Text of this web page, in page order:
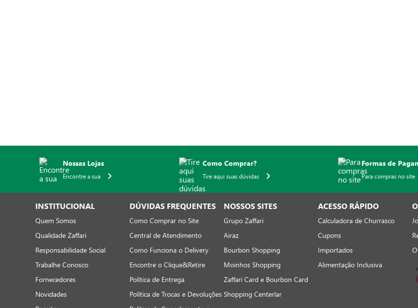
Nossas Lojas
Encontre a sua
Como Comprar?
Tire aqui suas dúvidas
Formas de
Para compras no site
INSTITUCIONAL
Quem Somos
Qualidade Zaffari
Responsabilidade Social
Trabalhe Conosco
Fornecedores
Novidades
DÚVIDAS FREQUENTES
Como Comprar no Site
Central de Atendimento
Como Funciona o Delivery
Encontre o Clique&Retire
Política de Entrega
Política de Trocas e Devoluções
NOSSOS SITES
Grupo Zaffari
Airaz
Bourbon Shopping
Moinhos Shopping
Zaffari Card e Bourbon Card
Shopping Centerlar
ACESSO RÁPIDO
Calculadora de Churrasco
Cupons
Importados
Alimentação Inclusiva